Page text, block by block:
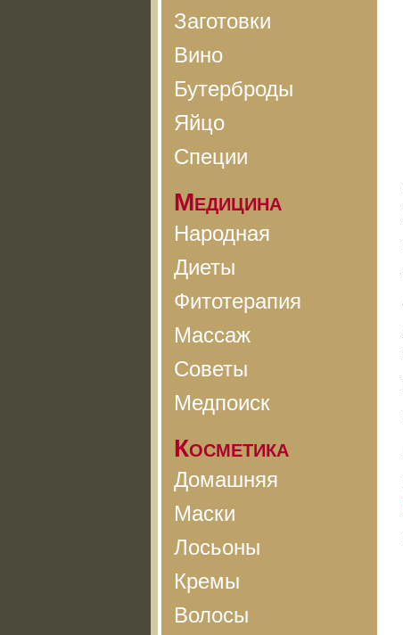
Заготовки
Вино
Бутерброды
Яйцо
Специи
Медицина
Народная
Диеты
Фитотерапия
Массаж
Советы
Медпоиск
Косметика
Домашняя
Маски
Лосьоны
Кремы
Волосы